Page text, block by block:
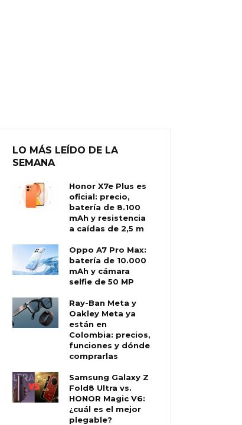
LO MÁS LEÍDO DE LA
SEMANA
Honor X7e Plus es
oficial: precio,
batería de 8.100
mAh y resistencia
a caídas de 2,5 m
Oppo A7 Pro Max:
batería de 10.000
mAh y cámara
selfie de 50 MP
Ray-Ban Meta y
Oakley Meta ya
están en
Colombia: precios,
funciones y dónde
comprarlas
Samsung Galaxy Z
Fold8 Ultra vs.
HONOR Magic V6:
¿cuál es el mejor
plegable?